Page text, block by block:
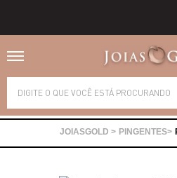
PINGENTES
Alianças